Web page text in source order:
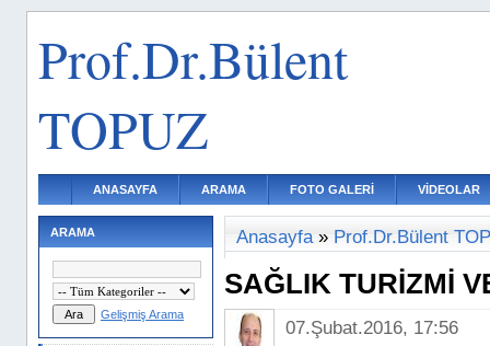
Prof.Dr.Bülent
TOPUZ
ANASAYFA ARAMA FOTO GALERİ VİDEOLAR
ARAMA
Gelişmiş Arama
Anasayfa» Prof.Dr.Bülent
SAĞLIK TURİZMİ
07.Şubat.2016, 17:56